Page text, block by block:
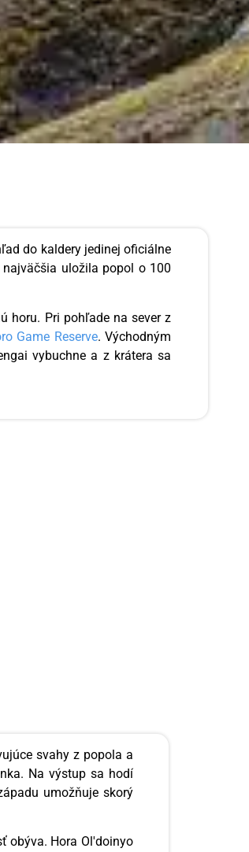
do kaldery jedinej oficiálne
uložila popol o 100
horu. Pri pohľade na sever z
Game Reserve. Východným
vybuchne a z krátera sa
svahy z popola a
Na výstup sa hodí
umožňuje skorý
obýva. Hora Ol'doinyo